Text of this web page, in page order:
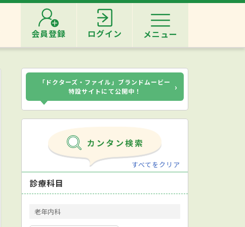
会員登録 ログイン メニュー
「ドクターズ・ファイル」ブランドムービー
特設サイトにて公開中！
›
すべてをクリア
診療科目
老年内科